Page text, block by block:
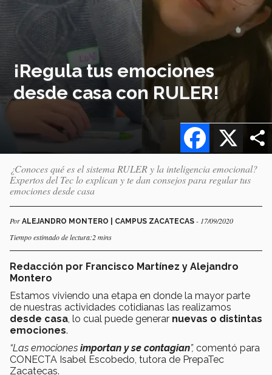
¡Regula tus emociones
desde casa con RULER!
X
Facebook
¿Conoces qué es el sistema RULER y la inteligencia emocional?
Expertos del Tec lo explican y te dan consejos para regular tus
emociones desde casa
Por ALEJANDRO MONTERO | CAMPUS ZACATECAS - 17/09/2020
Tiempo estimado de lectura:2 mins
Redacción por Francisco Martínez y Alejandro
Montero
Estamos viviendo una etapa en donde la mayor parte
de nuestras actividades cotidianas las realizamos
desde casa , lo cual puede generar nuevas o distintas
emociones.
“Las emociones importan y se contagian”, comentó para
CONECTA Isabel Escobedo, tutora de PrepaTec
Zacatecas.